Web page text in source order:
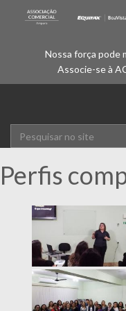
Nossa força pode
Associe-se à
Perfis